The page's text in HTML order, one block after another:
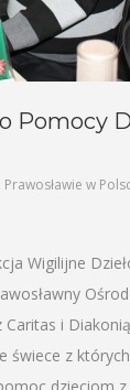
Pomocy
Prawosławie w
Wigilijne
Caritas i
świece z